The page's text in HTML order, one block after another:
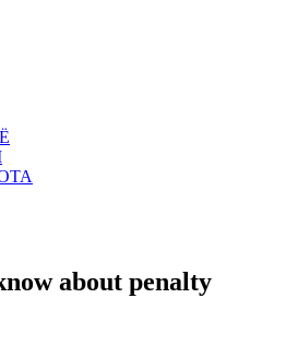
about penalty